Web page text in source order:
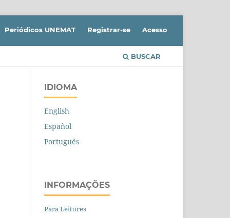
BUSCAR
Periódicos UNEMAT Registrar-se Acesso
IDIOMA
English
Español
Português
INFORMAÇÕES
Para Leitores